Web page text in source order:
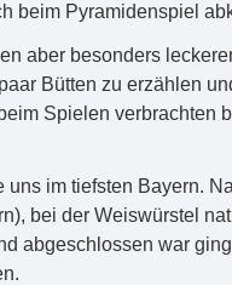
beim Pyramidenspiel
aber besonders
Bütten zu erzählen
Spielen verbrachten
uns im tiefsten Bayern.
bei der Weiswürstel
abgeschlossen war